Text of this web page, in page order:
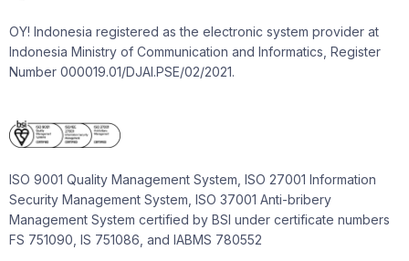
OY! Indonesia registered as the electronic system provider at
Indonesia Ministry of Communication and Informatics, Register
Number 000019.01/DJAI.PSE/02/2021.
ISO 9001 Quality Management System, ISO 27001 Information
Security Management System, ISO 37001 Anti-bribery
Management System certified by BSI under certificate numbers
FS 751090, IS 751086, and IABMS 780552